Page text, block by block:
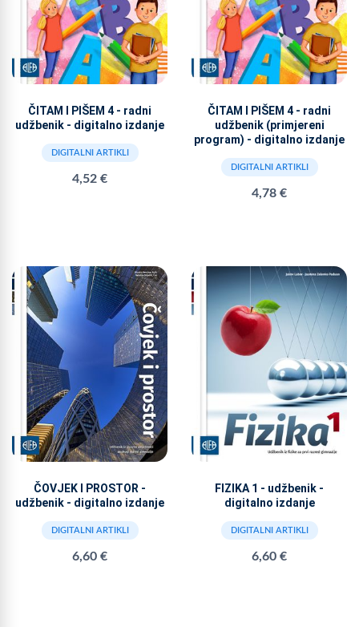
ČITAM I PIŠEM 4 - radni
udžbenik - digitalno izdanje
DIGITALNI ARTIKLI
4,52 €
ČITAM I PIŠEM 4 - radni
udžbenik (primjereni
program) - digitalno izdanje
DIGITALNI ARTIKLI
4,78 €
ČOVJEK I PROSTOR -
udžbenik - digitalno izdanje
DIGITALNI ARTIKLI
6,60 €
FIZIKA 1 - udžbenik -
digitalno izdanje
DIGITALNI ARTIKLI
6,60 €